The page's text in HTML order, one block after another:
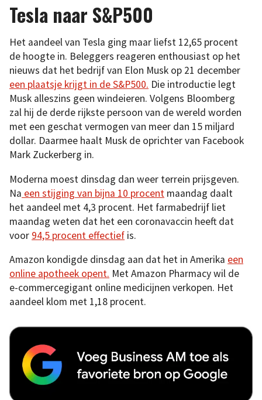
Tesla naar S&P500
Het aandeel van Tesla ging maar liefst 12,65 procent
de hoogte in. Beleggers reageren enthousiast op het
nieuws dat het bedrijf van Elon Musk op 21 december
een plaatsje krijgt in de S&P500. Die introductie legt
Musk alleszins geen windeieren. Volgens Bloomberg
zal hij de derde rijkste persoon van de wereld worden
met een geschat vermogen van meer dan 15 miljard
dollar. Daarmee haalt Musk de oprichter van Facebook
Mark Zuckerberg in.
Moderna moest dinsdag dan weer terrein prijsgeven.
Na een stijging van bijna 10 procent maandag daalt
het aandeel met 4,3 procent. Het farmabedrijf liet
maandag weten dat het een coronavaccin heeft dat
voor 94,5 procent effectief is.
Amazon kondigde dinsdag aan dat het in Amerika een
online apotheek opent. Met Amazon Pharmacy wil de
e-commercegigant online medicijnen verkopen. Het
aandeel klom met 1,18 procent.